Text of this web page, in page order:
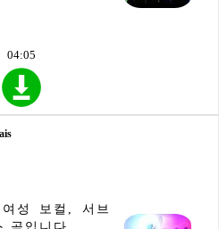
04:05
성 보컬, 서브